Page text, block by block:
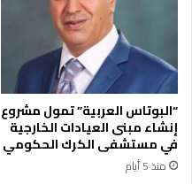
ة
0
2
5
ا
م
ة
2
0
2
“البوتاس العربية” تمول مشروع
إنشاء مبنى العيادات الخارجية
في مستشفى الكرك الحكومي
منذ 5 أيام